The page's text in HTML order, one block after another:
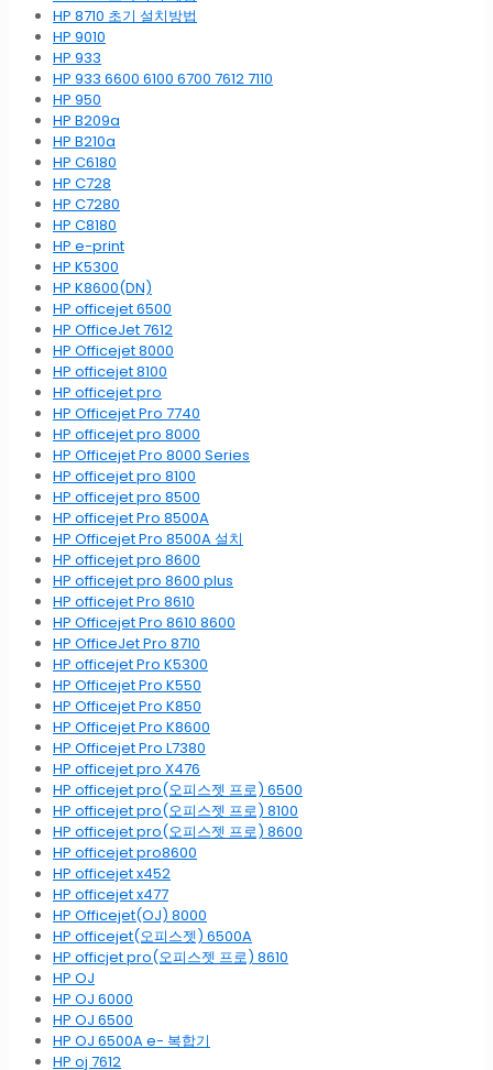
HP 8710 초기 설치방법
HP 9010
HP 933
HP 933 6600 6100 6700 7612 7110
HP 950
HP B209a
HP B210a
HP C6180
HP C728
HP C7280
HP C8180
HP e-print
HP K5300
HP K8600(DN)
HP officejet 6500
HP OfficeJet 7612
HP Officejet 8000
HP officejet 8100
HP officejet pro
HP Officejet Pro 7740
HP officejet pro 8000
HP Officejet Pro 8000 Series
HP officejet pro 8100
HP officejet pro 8500
HP officejet Pro 8500A
HP Officejet Pro 8500A 설치
HP officejet pro 8600
HP officejet pro 8600 plus
HP officejet Pro 8610
HP Officejet Pro 8610 8600
HP OfficeJet Pro 8710
HP officejet Pro K5300
HP Officejet Pro K550
HP Officejet Pro K850
HP Officejet Pro K8600
HP Officejet Pro L7380
HP officejet pro X476
HP officejet pro(오피스젯 프로) 6500
HP officejet pro(오피스젯 프로) 8100
HP officejet pro(오피스젯 프로) 8600
HP officejet pro8600
HP officejet x452
HP officejet x477
HP Officejet(OJ) 8000
HP officejet(오피스젯) 6500A
HP officjet pro(오피스젯 프로) 8610
HP OJ
HP OJ 6000
HP OJ 6500
HP OJ 6500A e- 복합기
HP oj 7612